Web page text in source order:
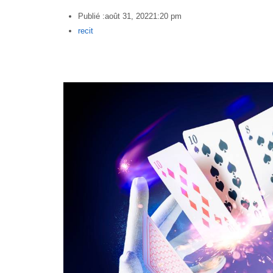
Publié :août 31, 20221:20 pm
Author
recit